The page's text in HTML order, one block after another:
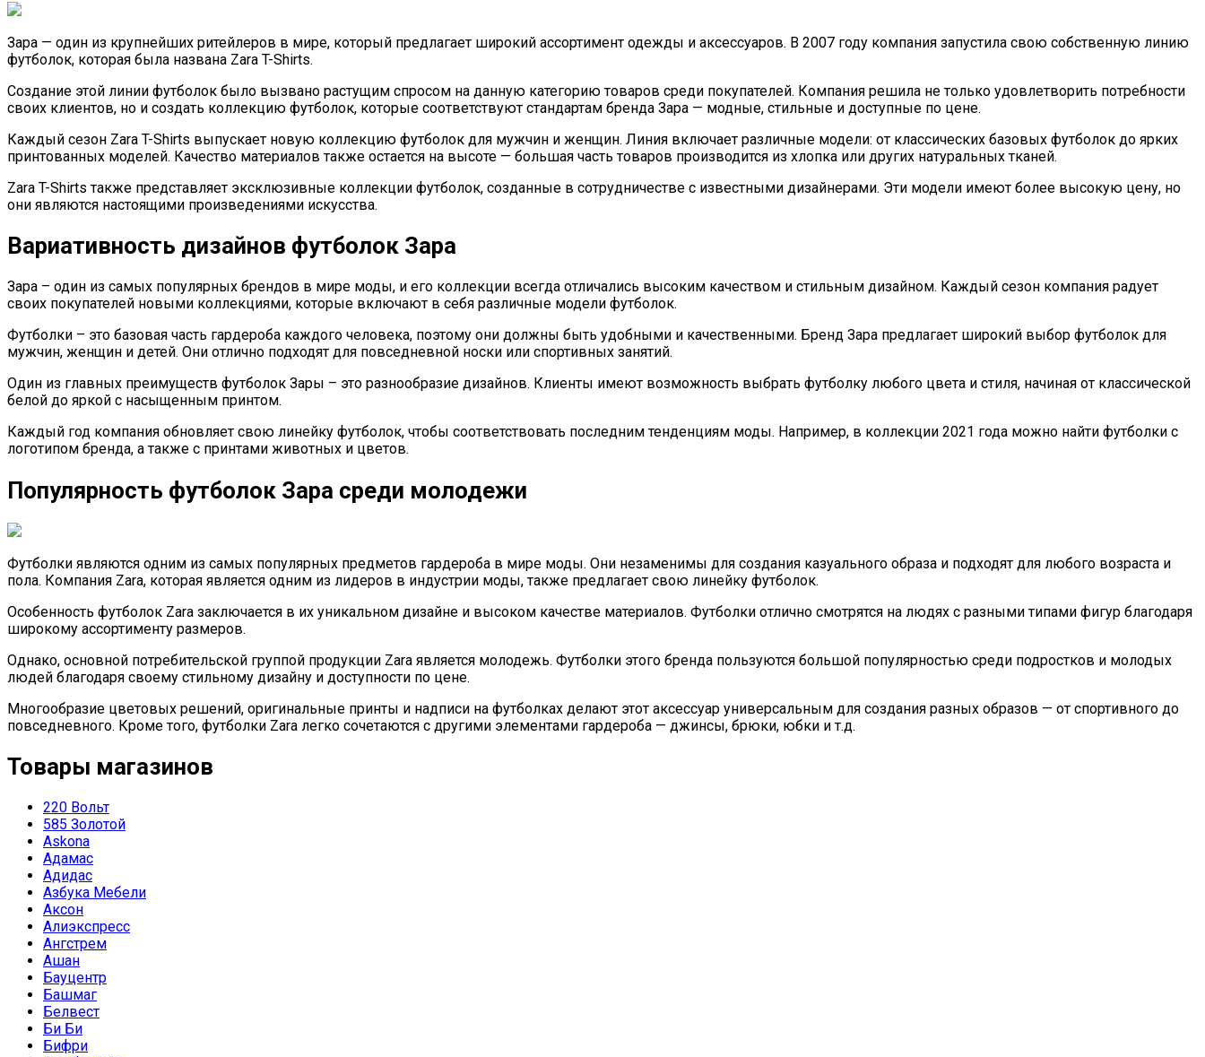
Зара — один из крупнейших ритейлеров в мире, который предлагает широкий ассортимент одежды и аксессуаров. В 2007 году компания запустила свою собственную линию
футболок, которая была названа Zara T-Shirts.
Создание этой линии футболок было вызвано растущим спросом на данную категорию товаров среди покупателей. Компания решила не только удовлетворить потребности
своих клиентов, но и создать коллекцию футболок, которые соответствуют стандартам бренда Зара — модные, стильные и доступные по цене.
Каждый сезон Zara T-Shirts выпускает новую коллекцию футболок для мужчин и женщин. Линия включает различные модели: от классических базовых футболок до ярких
принтованных моделей. Качество материалов также остается на высоте — большая часть товаров производится из хлопка или других натуральных тканей.
Zara T-Shirts также представляет эксклюзивные коллекции футболок, созданные в сотрудничестве с известными дизайнерами. Эти модели имеют более высокую цену, но
они являются настоящими произведениями искусства.
Вариативность дизайнов футболок Зара
Зара – один из самых популярных брендов в мире моды, и его коллекции всегда отличались высоким качеством и стильным дизайном. Каждый сезон компания радует
своих покупателей новыми коллекциями, которые включают в себя различные модели футболок.
Футболки – это базовая часть гардероба каждого человека, поэтому они должны быть удобными и качественными. Бренд Зара предлагает широкий выбор футболок для
мужчин, женщин и детей. Они отлично подходят для повседневной носки или спортивных занятий.
Один из главных преимуществ футболок Зары – это разнообразие дизайнов. Клиенты имеют возможность выбрать футболку любого цвета и стиля, начиная от классической
белой до яркой с насыщенным принтом.
Каждый год компания обновляет свою линейку футболок, чтобы соответствовать последним тенденциям моды. Например, в коллекции 2021 года можно найти футболки с
логотипом бренда, а также с принтами животных и цветов.
Популярность футболок Зара среди молодежи
Футболки являются одним из самых популярных предметов гардероба в мире моды. Они незаменимы для создания казуального образа и подходят для любого возраста и
пола. Компания Zara, которая является одним из лидеров в индустрии моды, также предлагает свою линейку футболок.
Особенность футболок Zara заключается в их уникальном дизайне и высоком качестве материалов. Футболки отлично смотрятся на людях с разными типами фигур благодаря
широкому ассортименту размеров.
Однако, основной потребительской группой продукции Zara является молодежь. Футболки этого бренда пользуются большой популярностью среди подростков и молодых
людей благодаря своему стильному дизайну и доступности по цене.
Многообразие цветовых решений, оригинальные принты и надписи на футболках делают этот аксессуар универсальным для создания разных образов — от спортивного до
повседневного. Кроме того, футболки Zara легко сочетаются с другими элементами гардероба — джинсы, брюки, юбки и т.д.
Товары магазинов
220 Вольт
585 Золотой
Askona
Адамас
Адидас
Азбука Мебели
Аксон
Алиэкспресс
Ангстрем
Ашан
Бауцентр
Башмаг
Белвест
Би Би
Бифри